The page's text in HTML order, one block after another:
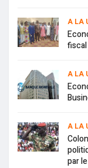
A LA
A LA
A LA
par